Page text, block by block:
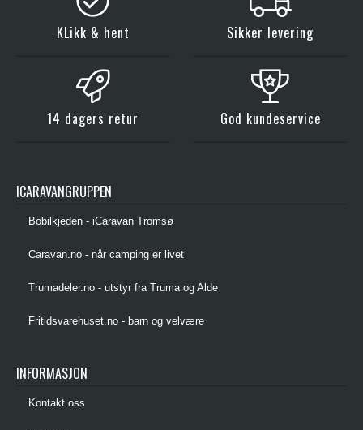
KLikk & hent Sikker levering
14 dagers retur God kundeservice
ICARAVANGRUPPEN
Bobilkjeden - iCaravan Tromsø
Caravan.no - når camping er livet
Trumadeler.no - utstyr fra Truma og Alde
Fritidsvarehuset.no - barn og velvære
INFORMASJON
Kontakt oss